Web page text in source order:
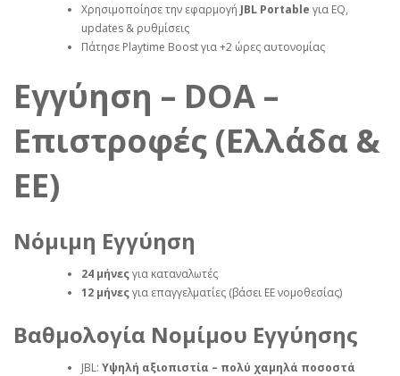
Χρησιμοποίησε την εφαρμογή JBL Portable για EQ,
updates & ρυθμίσεις
Πάτησε Playtime Boost για +2 ώρες αυτονομίας
Εγγύηση – DOA –
Επιστροφές (Ελλάδα &
ΕΕ)
Νόμιμη Εγγύηση
24 μήνεςγια καταναλωτές
12 μήνεςγια επαγγελματίες (βάσει ΕΕ νομοθεσίας)
Βαθμολογία Νομίμου Εγγύησης
JBL: Υψηλή αξιοπιστία – πολύ χαμηλά ποσοστά